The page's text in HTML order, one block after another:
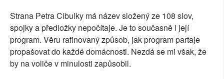
Strana Petra Cibulky má název složený ze 108 slov,
spojky a předložky nepočítaje. Je to současně i její
program. Věru rafinovaný způsob, jak program partaje
propašovat do každé domácnosti. Nezdá se mi však, že
by na voliče v minulosti zapůsobil.